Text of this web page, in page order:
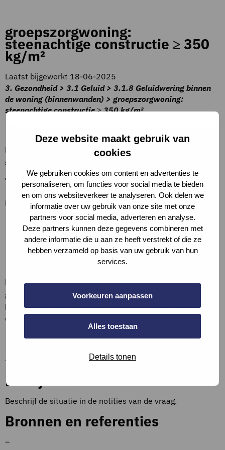
Deze website maakt gebruik van
cookies
We gebruiken cookies om content en advertenties te
personaliseren, om functies voor social media te bieden
en om ons websiteverkeer te analyseren. Ook delen we
informatie over uw gebruik van onze site met onze
partners voor social media, adverteren en analyse.
Deze partners kunnen deze gegevens combineren met
andere informatie die u aan ze heeft verstrekt of die ze
hebben verzameld op basis van uw gebruik van hun
services.
Voorkeuren aanpassen
Alles toestaan
Details tonen
groepszorgwoning:
steenachtige constructie ≥ 350
kg/m²
Laatst bijgewerkt 18-06-2025
3. Gezondheid > 3.1 Geluid > 3.1.8 Geluidwering binnen
de woning (binnenwanden) > groepszorgwoning:
steenachtige constructie ≥ 350 kg/m²
DnT,A ≥ 47 dB. Ten minste 95% van het totaal oppervlak
scheidingswanden voldoet minimaal aan dit criterium.
Toelichting op criteria
Bijvoorbeeld:
betonwand ≥ 150 mm
kalkzandsteen ≥ 200 mm
metal stud ≥ 150 mm met dubbele beplating en
De geluidwering hangt van veel invloeden af. De hier
gegeven waarden en constructies zijn indicatief. Bij twijfel
kan een bouwfysisch adviesbureau om advies gevraagd
worden.
Definities
–
Bewijslast
Beschrijf de situatie in de notities van de vraag.
Bronnen en referenties
–